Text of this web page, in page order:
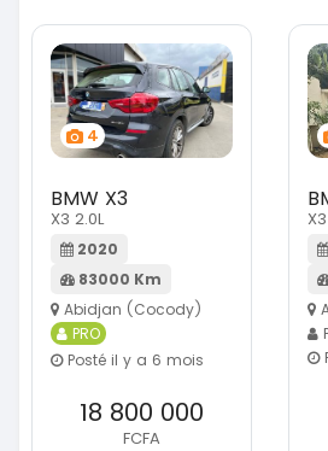
4
BMW X3
X3 2.0L
2020
83000 Km
Abidjan (Cocody)
PRO
Posté il y a 6 mois
18 800 000
FCFA